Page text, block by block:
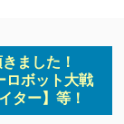
ました！
ロボット大戦
ター】等！